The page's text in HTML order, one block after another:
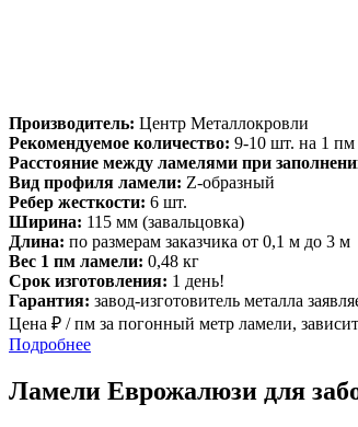
Производитель: Центр Металлокровли
Рекомендуемое количество: 9-10 шт. на 1 пм
Расстояние между ламелями при
Вид профиля ламели: Z-образный
Ребер жесткости: 6 шт.
Ширина: 115 мм (завальцовка)
Длина: по размерам заказчика от 0,1 м до 3 м
Вес 1 пм ламели: 0,48 кг
Срок изготовления: 1 день!
Гарантия: завод-изготовитель металла
Цена ₽ / пм за погонный метр ламели, зависит
Подробнее
Ламели Еврожалюзи для